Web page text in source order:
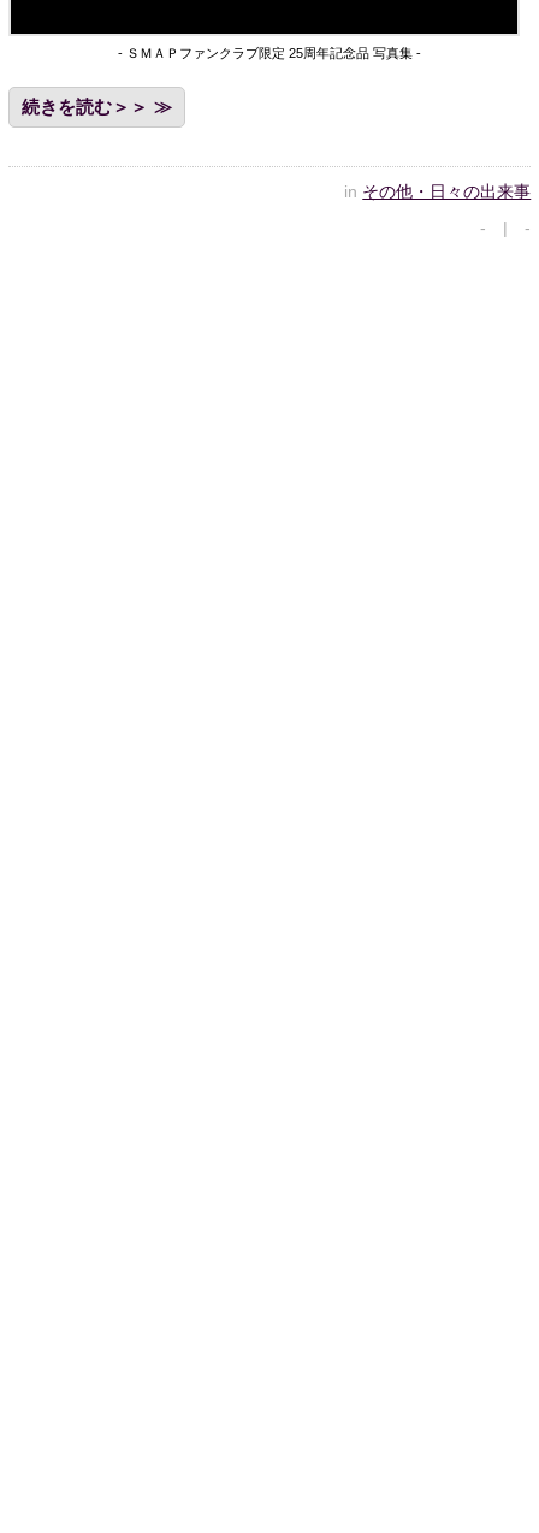
- ＳＭＡＰファンクラブ限定 25周年記念品 写真集 -
続きを読む＞＞
in その他・日々の出来事
- | -